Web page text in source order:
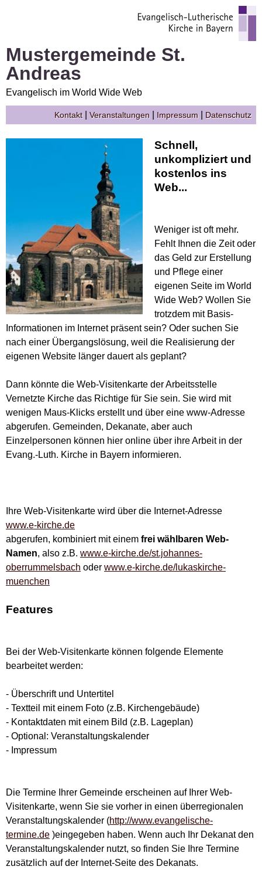
Mustergemeinde St.
Andreas
Evangelisch im World Wide Web
Kontakt| Veranstaltungen Impressum Datenschutz
Schnell,
unkompliziert und
kostenlos ins
Web...
Weniger ist oft mehr.
Fehlt Ihnen die Zeit oder
das Geld zur Erstellung
und Pflege einer
eigenen Seite im World
Wide Web? Wollen Sie
trotzdem mit Basis-
Informationen im Internet präsent sein? Oder suchen Sie
nach einer Übergangslösung, weil die Realisierung der
eigenen Website länger dauert als geplant?
Dann könnte die Web-Visitenkarte der Arbeitsstelle
Vernetzte Kirche das Richtige für Sie sein. Sie wird mit
wenigen Maus-Klicks erstellt und über eine www-Adresse
abgerufen. Gemeinden, Dekanate, aber auch
Einzelpersonen können hier online über ihre Arbeit in der
Evang.-Luth. Kirche in Bayern informieren.
Ihre Web-Visitenkarte wird über die Internet-Adresse
www.e-kirche.de
abgerufen, kombiniert mit einem frei wählbaren Web-
Namen, also z.B. www.e-kirche.de/st.johannes-
oberrummelsbach oder www.e-kirche.de/lukaskirche-
muenchen
Features
Bei der Web-Visitenkarte können folgende Elemente
bearbeitet werden:
- Überschrift und Untertitel
- Textteil mit einem Foto (z.B. Kirchengebäude)
- Kontaktdaten mit einem Bild (z.B. Lageplan)
- Optional: Veranstaltungskalender
- Impressum
Die Termine Ihrer Gemeinde erscheinen auf Ihrer Web-
Visitenkarte, wenn Sie sie vorher in einen überregionalen
Veranstaltungskalender (http://www.evangelische-
termine.de )eingegeben haben. Wenn auch Ihr Dekanat den
Veranstaltungskalender nutzt, so finden Sie Ihre Termine
zusätzlich auf der Internet-Seite des Dekanats.